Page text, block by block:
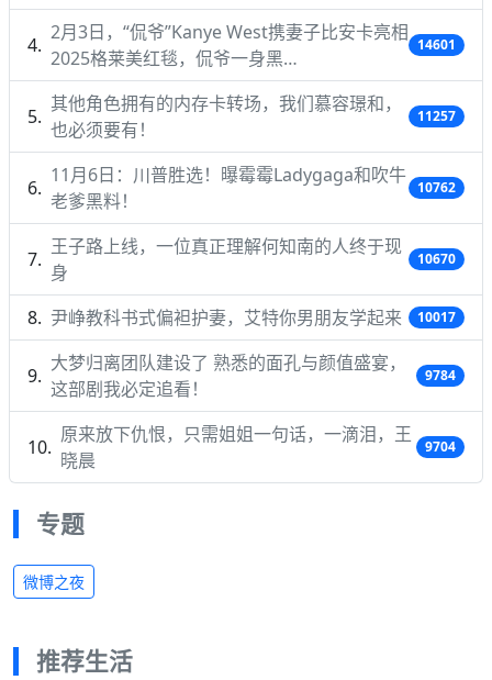
2月3日，“侃爷”Kanye West携妻子比安卡亮相
2025格莱美红毯，侃爷一身黑…
14601
其他角色拥有的内存卡转场，我们慕容璟和，
也必须要有！
11257
11月6日：川普胜选！曝霉霉Ladygaga和吹牛
老爹黑料！
10762
王子路上线，一位真正理解何知南的人终于现
身
10670
尹峥教科书式偏袒护妻，艾特你男朋友学起来 10017
大梦归离团队建设了 熟悉的面孔与颜值盛宴，
这部剧我必定追看！
9784
原来放下仇恨，只需姐姐一句话，一滴泪，王
晓晨
9704
专题
微博之夜
推荐生活